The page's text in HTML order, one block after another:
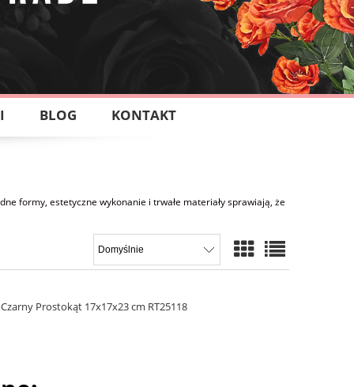
BLOG KONTAKT
formy, estetyczne wykonanie i trwałe materiały sprawiają, że
Prostokąt 17x17x23 cm RT25118